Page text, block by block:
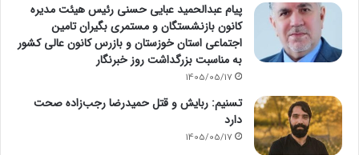
پیام عبدالحمید عبایی حسنی رئیس هیئت مدیره
کانون بازنشستگان و مستمری بگیران تامین
اجتماعی استان خوزستان و بازرس کانون عالی کشور
به مناسبت بزرگداشت روز خبرنگار
1405/05/17
تسنیم: ربایش و قتل حمیدرضا رجب‌زاده صحت
دارد
1405/05/17